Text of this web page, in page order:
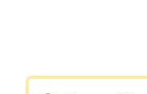
Очистить